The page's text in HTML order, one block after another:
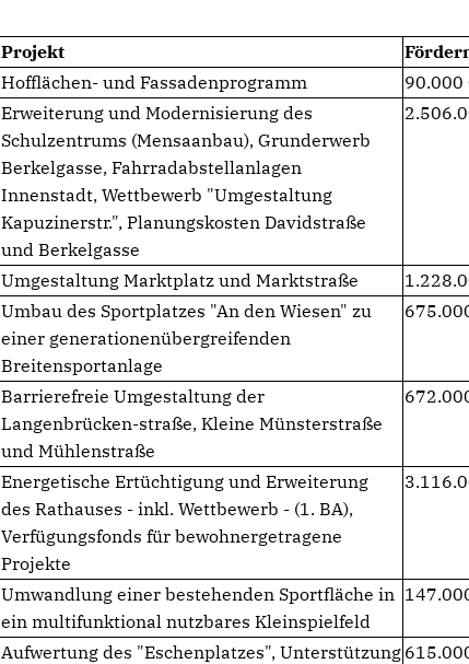
Projekt
Hofflächen- und Fassadenprogramm
Erweiterung und Modernisierung des
Schulzentrums (Mensaanbau), Grunderwerb
Berkelgasse, Fahrradabstellanlagen
Innenstadt, Wettbewerb "Umgestaltung
Kapuzinerstr.", Planungskosten Davidstraße
und Berkelgasse
Umgestaltung Marktplatz und Marktstraße
Umbau des Sportplatzes "An den Wiesen" zu
einer generationenübergreifenden
Breitensportanlage
Barrierefreie Umgestaltung der
Langenbrücken-straße, Kleine Münsterstraße
und Mühlenstraße
Energetische Ertüchtigung und Erweiterung
des Rathauses - inkl. Wettbewerb - (1. BA),
Verfügungsfonds für bewohnergetragene
Projekte
Umwandlung einer bestehenden Sportfläche in
ein multifunktional nutzbares Kleinspielfeld
Aufwertung des "Eschenplatzes", Unterstützung